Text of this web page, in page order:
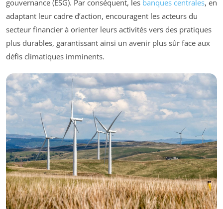
gouvernance (ESG). Par conséquent, les banques centrales, en
adaptant leur cadre d’action, encouragent les acteurs du
secteur financier à orienter leurs activités vers des pratiques
plus durables, garantissant ainsi un avenir plus sûr face aux
défis climatiques imminents.